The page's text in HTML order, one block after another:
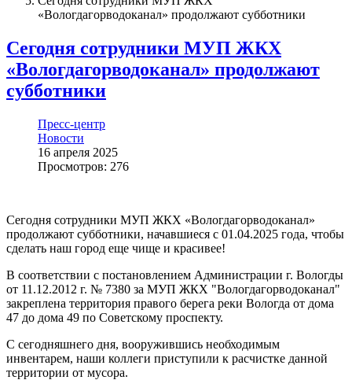
«Вологдагорводоканал» продолжают субботники
Сегодня сотрудники МУП ЖКХ
«Вологдагорводоканал» продолжают
субботники
Пресс-центр
Новости
16 апреля 2025
Просмотров: 276
Сегодня сотрудники МУП ЖКХ «Вологдагорводоканал»
продолжают субботники, начавшиеся с 01.04.2025 года, чтобы
сделать наш город еще чище и красивее!
В соответствии с постановлением Администрации г. Вологды
от 11.12.2012 г. № 7380 за МУП ЖКХ "Вологдагорводоканал"
закреплена территория правого берега реки Вологда от дома
47 до дома 49 по Советскому проспекту.
С сегодняшнего дня, вооружившись необходимым
инвентарем, наши коллеги приступили к расчистке данной
территории от мусора.